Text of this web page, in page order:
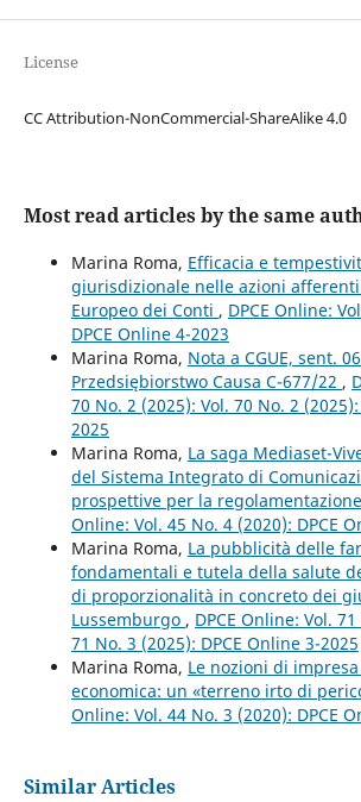
License
CC Attribution-NonCommercial-ShareAlike 4.0
Most read articles by the same
Marina Roma, Efficacia e
giurisdizionale nelle azioni
Europeo dei Conti , DPCE Online:
DPCE Online 4-2023
Marina Roma, Nota a CGUE, sent.
Przedsiębiorstwo Causa C-677/22 ,
70 No. 2 (2025): Vol. 70 No. 2
2025
Marina Roma, La saga Mediaset-
del Sistema Integrato di
prospettive per la
Online: Vol. 45 No. 4 (2020): DPCE
Marina Roma, La pubblicità delle
fondamentali e tutela della salute
di proporzionalità in concreto dei
Lussemburgo , DPCE Online: Vol.
71 No. 3 (2025): DPCE Online 3-2025
Marina Roma, Le nozioni di
economica: un «terreno irto di
Online: Vol. 44 No. 3 (2020): DPCE
Similar Articles